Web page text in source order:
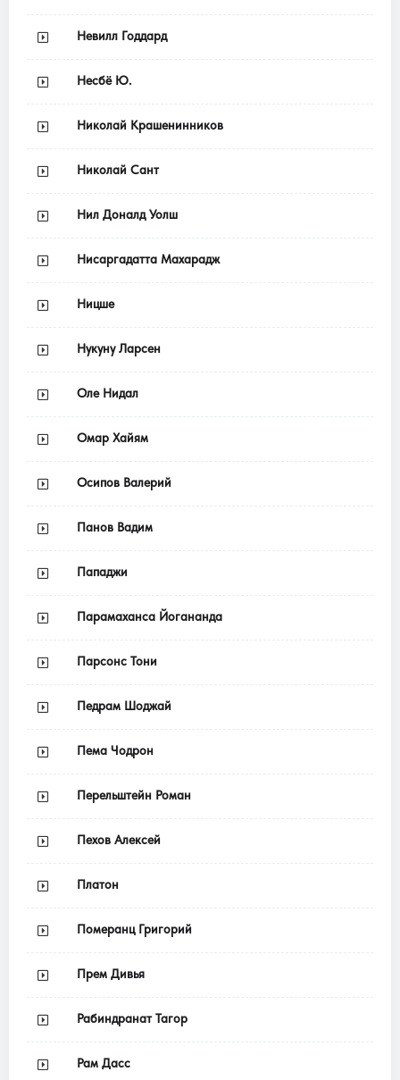
Невилл Годдард
Несбё Ю.
Николай Крашенинников
Николай Сант
Нил Доналд Уолш
Нисаргадатта Махарадж
Ницше
Нукуну Ларсен
Оле Нидал
Омар Хайям
Осипов Валерий
Панов Вадим
Пападжи
Парамаханса Йогананда
Парсонс Тони
Педрам Шоджай
Пема Чодрон
Перельштейн Роман
Пехов Алексей
Платон
Померанц Григорий
Прем Дивья
Рабиндранат Тагор
Рам Дасс